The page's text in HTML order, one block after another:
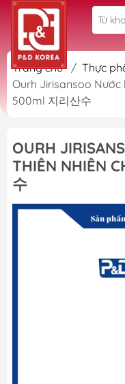
Trang chủ / Thực
Ourh Jirisansoo Nước
500ml 지리산수
OURH
THIÊN NHIÊN
수